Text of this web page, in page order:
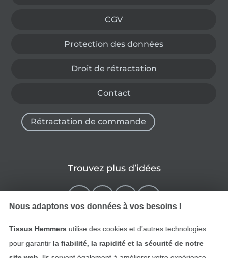
CGV
Protection des données
Droit de rétractation
Contact
Rétractation de commande
Trouvez plus d’idées
Nous adaptons vos données à vos besoins !
Tissus Hemmers utilise des cookies et d’autres technologies
pour garantir la fiabilité, la rapidité et la sécurité de notre